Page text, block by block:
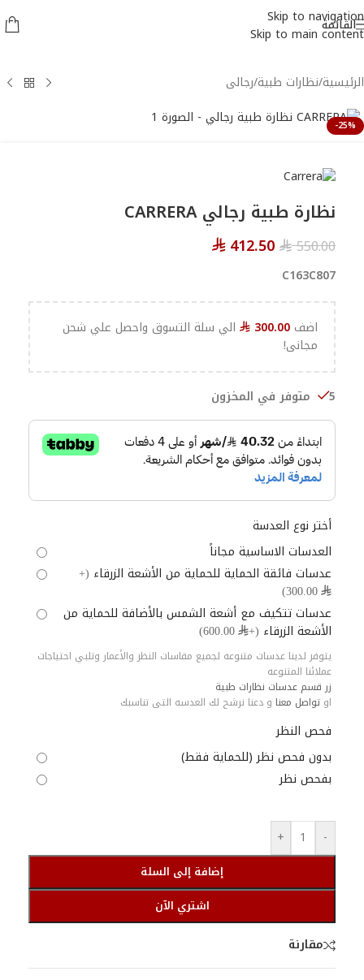
Skip to navigation
Skip to main content
القائمة
الرئيسية/نظارات طبية/رجالى
-25%
نظارة طبية رجالي CARRERA
⃁550.00
⃁412.50
C163C807
اضف ⃁ 300.00
الي سلة التسوق واحصل علي شحن
مجانى!
5 متوفر في المخزون
أختر نوع العدسة
العدسات الاساسية مجاناً
عدسات فائقة الحماية للحماية من الأشعة الزرقاء (+
⃁ 300.00)
عدسات تتكيف مع أشعة الشمس بالأضافة للحماية من
الأشعة الزرقاء (+⃁ 600.00)
يتوفر لدينا عدسات متنوعه لجميع مقاسات النظر والأعمار وتلبي احتياجات
عملائنا المتنوعه
زر قسم عدسات نظارات طبية
او تواصل معنا و دعنا نرشح لك العدسه التى تناسبك
فحص النظر
بدون فحص نظر (للحماية فقط)
بفحص نظر
-
+
إضافة إلى السلة
اشتري الآن
مقارنة